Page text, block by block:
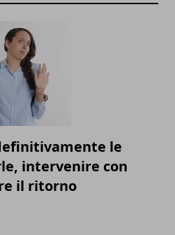
le
intervenire con
il ritorno